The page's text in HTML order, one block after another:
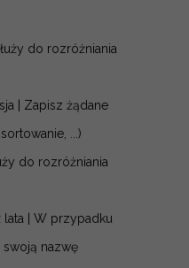
do rozróżniania
| Zapisz żądane
...)
do rozróżniania
lata | W przypadku
swoją nazwę